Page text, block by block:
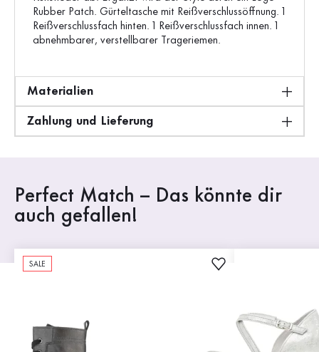
Rubber Patch. Gürteltasche mit Reißverschlussöffnung. 1
Reißverschlussfach hinten. 1 Reißverschlussfach innen. 1
abnehmbarer, verstellbarer Trageriemen.
Materialien
Zahlung und Lieferung
Perfect Match – Das könnte dir
auch gefallen!
SALE